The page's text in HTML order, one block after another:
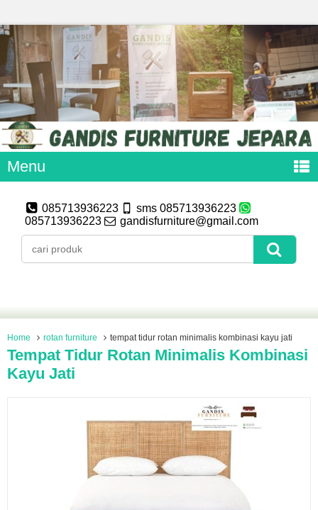
Menu
085713936223
sms 085713936223
085713936223
gandisfurniture@gmail.com
Home rotan furniture tempat tidur rotan minimalis kombinasi kayu jati
Tempat Tidur Rotan Minimalis Kombinasi
Kayu Jati